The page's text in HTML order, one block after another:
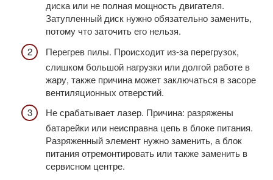
диска или не полная мощность двигателя.
Затупленный диск нужно обязательно заменить,
потому что заточить его нельзя.
Перегрев пилы. Происходит из-за перегрузок,
слишком большой нагрузки или долгой работе в
жару, также причина может заключаться в засоре
вентиляционных отверстий.
Не срабатывает лазер. Причина: разряжены
батарейки или неисправна цепь в блоке питания.
Разряженный элемент нужно заменить, а блок
питания отремонтировать или также заменить в
сервисном центре.